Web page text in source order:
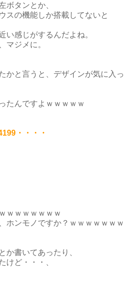
ボタンとか、
スの機能しか搭載してないと
い感じがするんだよね。
マジメに。
かと言うと、デザインが気に入っ
たんですよｗｗｗｗｗ
・・・・
ｗｗｗｗｗｗｗ
ホンモノですか？ｗｗｗｗｗｗｗ
か書いてあったり、
けど・・・、